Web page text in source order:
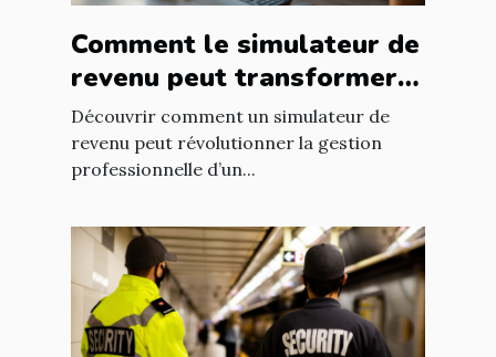
Comment le simulateur de
revenu peut transformer
la carrière d'un freelance
Découvrir comment un simulateur de
revenu peut révolutionner la gestion
professionnelle d’un...